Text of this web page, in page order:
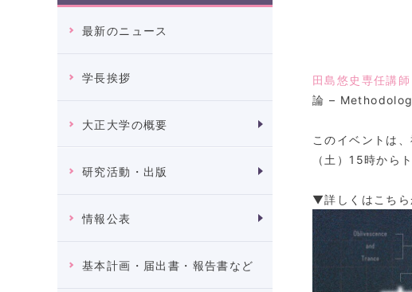
最新のニュース
学長挨拶
大正大学の概要
研究活動・出版
情報公表
基本計画・届出書・報告書など
田島悠史専任講師
論 –
このイベントは
（土）15時から
▼詳しくはこちら